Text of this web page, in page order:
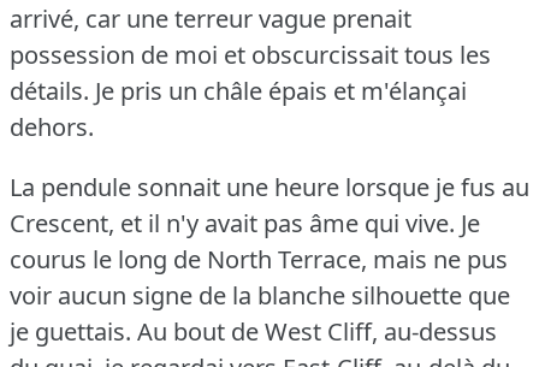
arrivé, car une terreur vague prenait
possession de moi et obscurcissait tous les
détails. Je pris un châle épais et m'élançai
dehors.
La pendule sonnait une heure lorsque je fus au
Crescent, et il n'y avait pas âme qui vive. Je
courus le long de North Terrace, mais ne pus
voir aucun signe de la blanche silhouette que
je guettais. Au bout de West Cliff, au-dessus